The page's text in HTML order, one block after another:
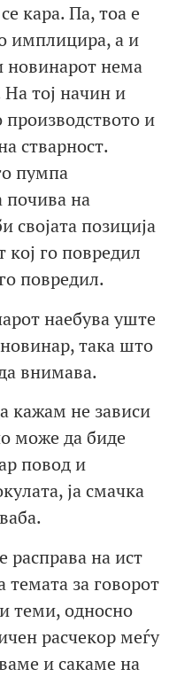
кара. Па, тоа е
имплицира, а и
новинарот нема
На тој начин и
производството и
стварност.
пумпа
почива на
својата позиција
кој го повредил
повредил.
наебува уште
така што
внимава.
кажам не зависи
може да биде
повод и
ја смачка
расправа на ист
темата за говорот
теми, односно
расчекор меѓу
и сакаме на